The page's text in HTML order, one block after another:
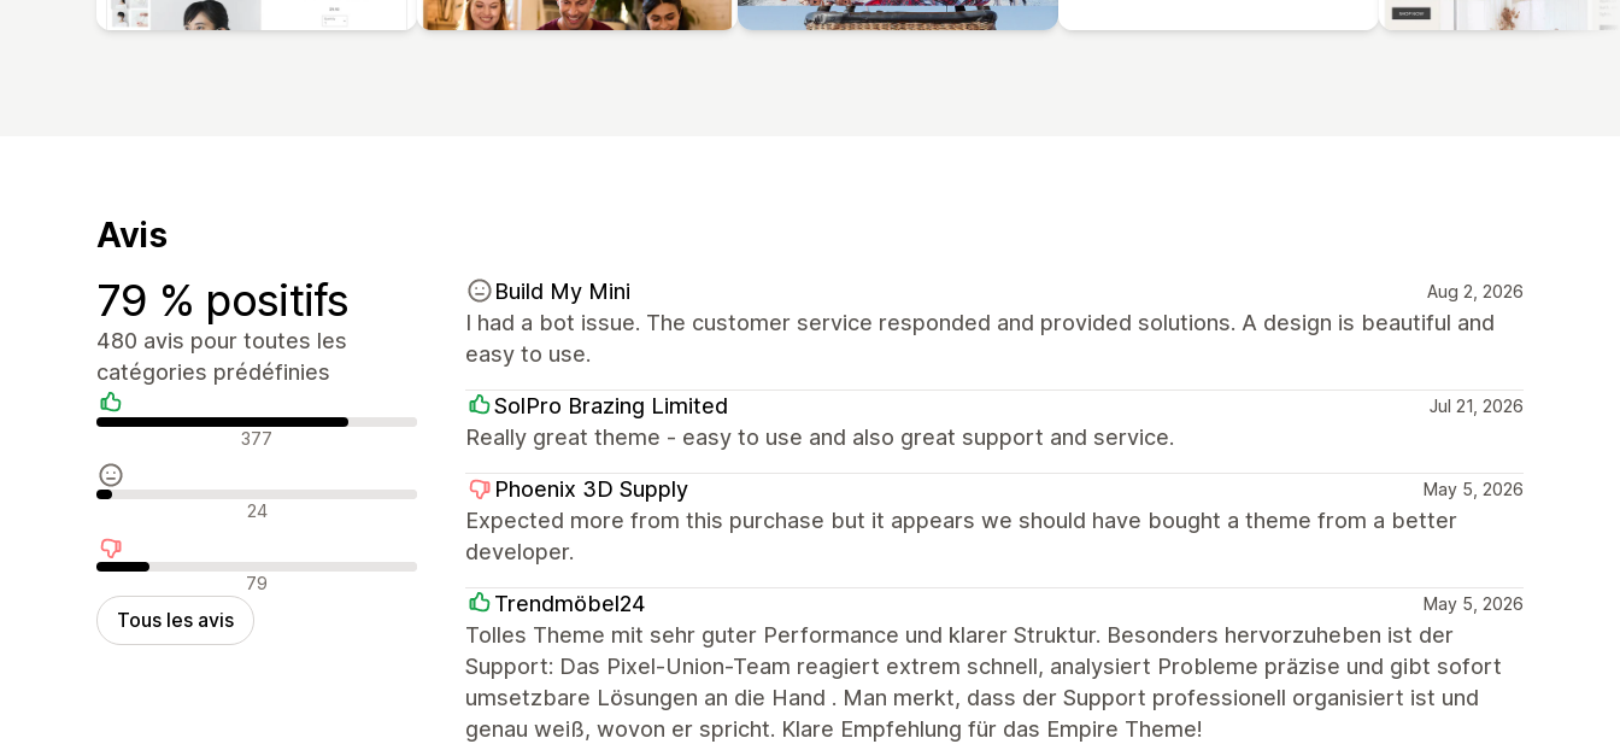
Avis
79 % positifs
480 avis pour toutes les
catégories prédéfinies
Avis positifs 377
Avis neutres 24
Avis négatifs 79
Tous les avis
Build My Mini Aug 2, 2026
I had a bot issue. The customer service responded and provided solutions. A design is beautiful and
easy to use.
SolPro Brazing Limited Jul 21, 2026
Really great theme - easy to use and also great support and service.
Phoenix 3D Supply May 5, 2026
Expected more from this purchase but it appears we should have bought a theme from a better
developer.
Trendmöbel24 May 5, 2026
Tolles Theme mit sehr guter Performance und klarer Struktur. Besonders hervorzuheben ist der
Support: Das Pixel-Union-Team reagiert extrem schnell, analysiert Probleme präzise und gibt sofort
umsetzbare Lösungen an die Hand . Man merkt, dass der Support professionell organisiert ist und
genau weiß, wovon er spricht. Klare Empfehlung für das Empire Theme!